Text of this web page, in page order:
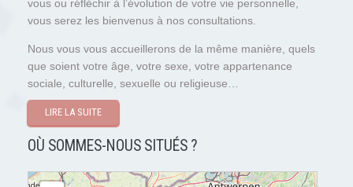
vous ou réfléchir à l’évolution de votre vie personnelle,
vous serez les bienvenus à nos consultations.
Nous vous vous accueillerons de la même manière, quels
que soient votre âge, votre sexe, votre appartenance
sociale, culturelle, sexuelle ou religieuse…
LIRE LA SUITE
OÙ SOMMES-NOUS SITUÉS ?
chargement de la carte - veuillez patienter...